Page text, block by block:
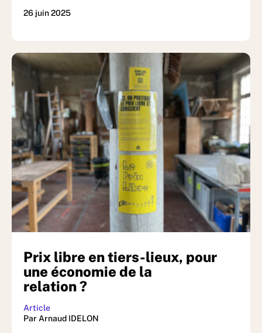
26 juin 2025
Prix libre en tiers-lieux, pour
une économie de la
relation ?
Article
Par Arnaud IDELON